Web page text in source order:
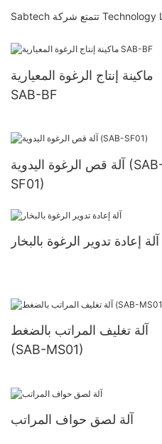
ماكينة إنتاج الرغوة المعيارية
SAB-BF
آلة قص الرغوة اليدوية (SAB-
SF01)
آلة إعادة تدوير الرغوة بالبخار
آلة تغليف المراتب بالضغط
(SAB-MS01)
آلة لصق حواف المراتب